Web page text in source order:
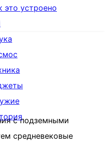
это устроено
с подземными
средневековые